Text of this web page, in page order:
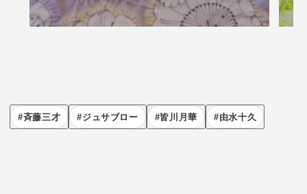
斉藤三才 ジュサブロー 皆川月華 由水十久